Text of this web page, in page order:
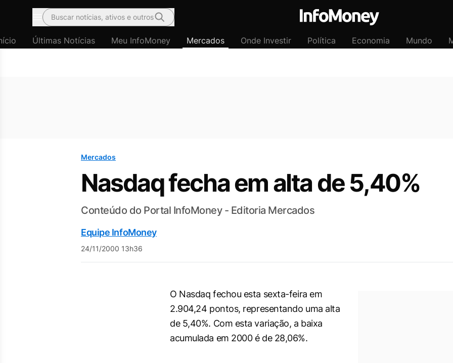
Menu
Buscar notícias, ativos e outros
Últimas Notícias Meu InfoMoney Mercados Onde Investir Política Economia Mundo
Mercados
Nasdaq fecha em alta de 5,40%
Conteúdo do Portal InfoMoney - Editoria Mercados
Equipe InfoMoney
24/11/2000 13h36
O Nasdaq fechou esta sexta-feira em
2.904,24 pontos, representando uma alta
de 5,40%. Com esta variação, a baixa
acumulada em 2000 é de 28,06%.